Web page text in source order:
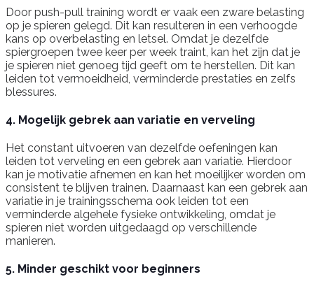
Door push-pull training wordt er vaak een zware belasting
op je spieren gelegd. Dit kan resulteren in een verhoogde
kans op overbelasting en letsel. Omdat je dezelfde
spiergroepen twee keer per week traint, kan het zijn dat je
je spieren niet genoeg tijd geeft om te herstellen. Dit kan
leiden tot vermoeidheid, verminderde prestaties en zelfs
blessures.
4. Mogelijk gebrek aan variatie en verveling
Het constant uitvoeren van dezelfde oefeningen kan
leiden tot verveling en een gebrek aan variatie. Hierdoor
kan je motivatie afnemen en kan het moeilijker worden om
consistent te blijven trainen. Daarnaast kan een gebrek aan
variatie in je trainingsschema ook leiden tot een
verminderde algehele fysieke ontwikkeling, omdat je
spieren niet worden uitgedaagd op verschillende
manieren.
5. Minder geschikt voor beginners